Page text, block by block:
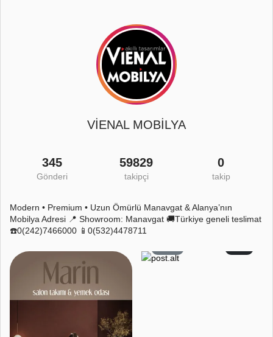
VİENAL MOBİLYA
345
Gönderi
59829
takipçi
0
takip
Modern • Premium • Uzun Ömürlü Manavgat & Alanya’nın
Mobilya Adresi 📍 Showroom: Manavgat 🚚Türkiye geneli teslimat
☎️0(242)7466000 📱0(532)4478711